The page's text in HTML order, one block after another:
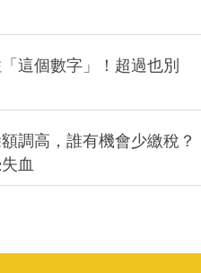
這個數字」！超過也別
調高，誰有機會少繳稅？
血